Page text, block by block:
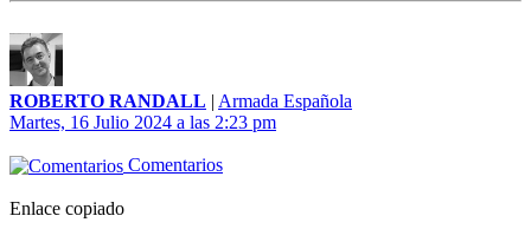
ROBERTO RANDALL | Armada Española
Martes, 16 Julio 2024 a las 2:23 pm
Comentarios
Enlace copiado